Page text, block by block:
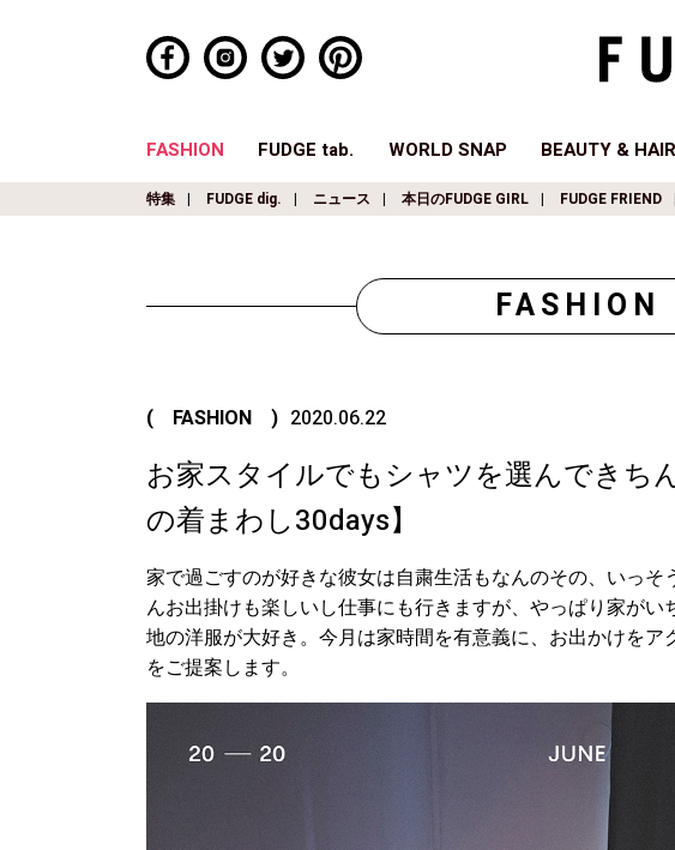
FASHION FUDGE tab. WORLD SNAP BEAUTY & HAIR
特集 FUDGE dig. ニュース 本日のFUDGE GIRL FUDGE FRIEND
FASHION
( FASHION ) 2020.06.22
お家スタイルでもシャツを選んできち
の着まわし30days】
家で過ごすのが好きな彼女は自粛生活もなんのその、いっ
んお出掛けも楽しいし仕事にも行きますが、やっぱり家が
地の洋服が大好き。今月は家時間を有意義に、お出かけを
をご提案します。